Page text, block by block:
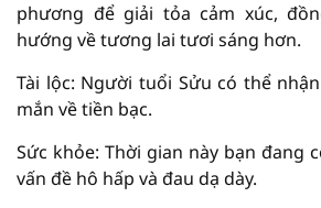
phương để giải tỏa cảm xúc,
hướng về tương lai tươi sáng hơn.
Tài lộc: Người tuổi Sửu có thể
mắn về tiền bạc.
Sức khỏe: Thời gian này bạn đang
vấn đề hô hấp và đau dạ dày.